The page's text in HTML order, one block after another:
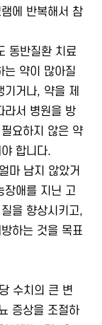
에 반복해서 참
동반질환 치료
는 약이 많아질
거나, 약을 제
라서 병원을 방
요하지 않은 약
합니다.
마 남지 않았거
장애를 지닌 고
을 향상시키고,
하는 것을 목표
수치의 큰 변
증상을 조절하